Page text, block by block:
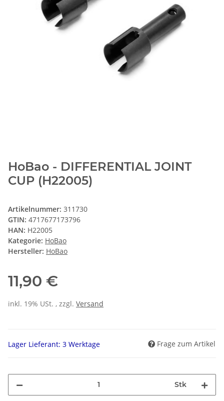
HoBao - DIFFERENTIAL JOINT
CUP (H22005)
Artikelnummer: 311730
GTIN: 4717677173796
HAN: H22005
Kategorie: HoBao
Hersteller: HoBao
11,90 €
inkl. 19% USt. , zzgl. Versand
Lager Lieferant: 3 Werktage Frage zum Artikel
Stk